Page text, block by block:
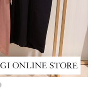
電話で
公式SNS